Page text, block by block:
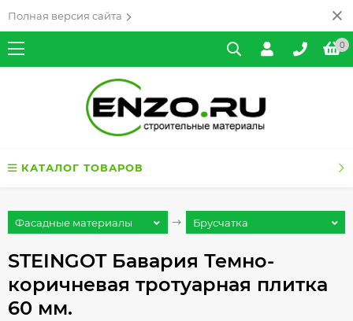
Полная версия сайта
0
КАТАЛОГ ТОВАРОВ
Фасадные материалы Брусчатка
STEINGOT Бавария Темно-
коричневая тротуарная плитка
60 мм.